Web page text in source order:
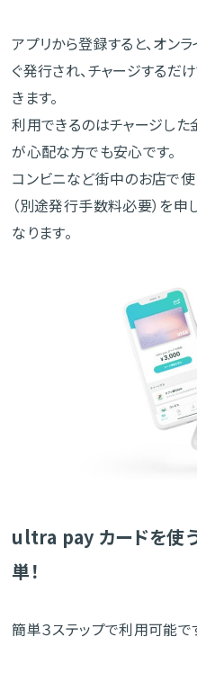
アプリから登録すると、オン
ぐ発行され、チャージするだ
きます。
利用できるのはチャージし
が心配な方でも安心です。
コンビニなど街中のお店で使
（別途発行手数料必要）を
なります。
ultra pay カードを使
単！
簡単３ステップで利用可能で